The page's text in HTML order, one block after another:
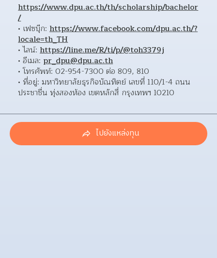
https://www.dpu.ac.th/th/scholarship/bachelor
/
เฟซบุ๊ก: https://www.facebook.com/dpu.ac.th/?
locale=th_TH
ไลน์: https://line.me/R/ti/p/@toh3379j
อีเมล: pr_dpu@dpu.ac.th
โทรศัพท์: 02-954-7300 ต่อ 809, 810
ที่อยู่: มหาวิทยาลัยธุรกิจบัณทิตย์ เลขที่ 110/1-4 ถนน
ประชาชื่น ทุ่งสองห้อง เขตหลักสี่ กรุงเทพฯ 10210
ไปยังแหล่งทุน